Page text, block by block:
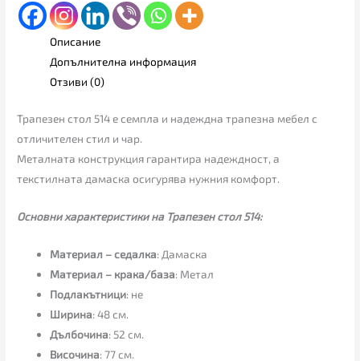
Описание
Допълнителна информация
Отзиви (0)
Трапезен стол 514 е семпла и надеждна трапезна мебел с
отличителен стил и чар.
Металната конструкция гарантира надеждност, а
текстилната дамаска осигурява нужния комфорт.
Основни характеристики на Трапезен стол 514:
Материал – седалка: Дамаска
Материал – крака/база: Метал
Подлакътници: не
Ширина: 48 см.
Дълбочина: 52 см.
Височина: 77 см.